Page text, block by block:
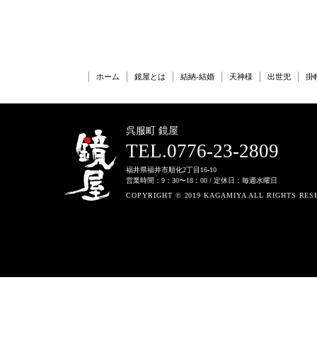
ホーム 鏡屋とは 結納-結婚 天神様 出世兜 掛
呉服町 鏡屋
TEL.0776-23-2809
福井県福井市順化2丁目16-10
営業時間：9：30〜18：00 / 定休日：毎週水曜日
COPYRIGHT © 2019 KAGAMIYA ALL RIGHTS